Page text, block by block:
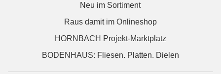
Neu im Sortiment
Raus damit im Onlineshop
HORNBACH Projekt-Marktplatz
BODENHAUS: Fliesen. Platten. Dielen